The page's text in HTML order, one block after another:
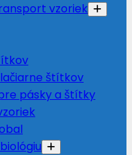
vzoriek
štítkov
pásky a štítky